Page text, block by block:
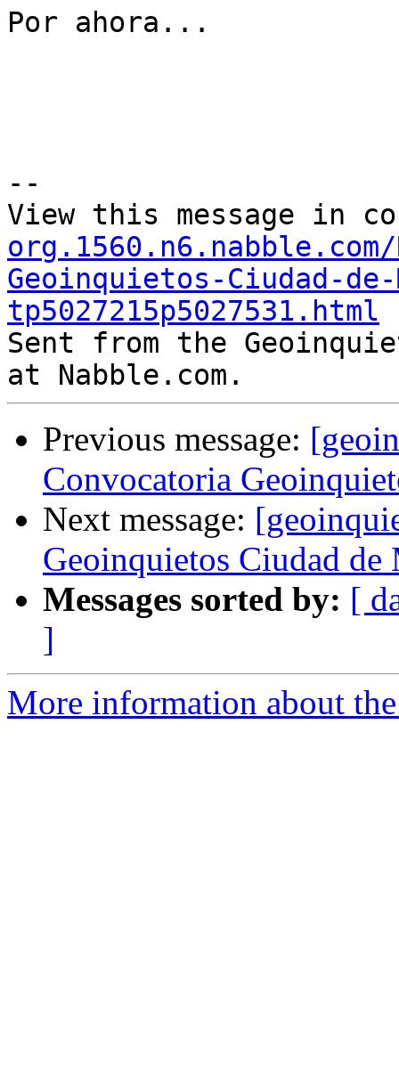
Por ahora...
--
View this message in
Geoinquietos-Ciudad-
tp5027215p5027531.html
Sent from the
Previous message:
Convocatoria
Next message:
Geoinquietos Ciudad de
Messages sorted by: [
]
More information about